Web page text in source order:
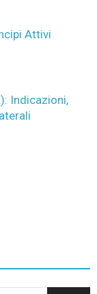
Attivi
Indicazioni,